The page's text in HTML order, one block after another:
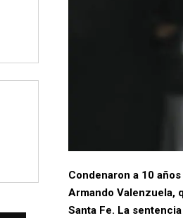
Condenaron a 10
Armando Valenzuela,
Santa Fe. La